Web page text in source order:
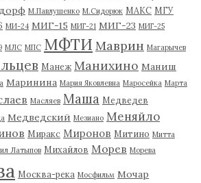
М.Павлушенко М.Сидорюк МАКС МГУ
МИ-24 МИГ-15 МИГ-21 МИГ-23 МИГ-25
МЛС МПС МФТИ Маврин Магарычев
Манеж Манихино Маниш
Маринина Мария Яковлевна Маросейка Марта
Масляев Маша Медведев
Медведский Мезиано Меняйло
Миракс Миронов Митино Митта
Латыпов Михайлов Морев Морева
Москва-река Мосфильм Мочар